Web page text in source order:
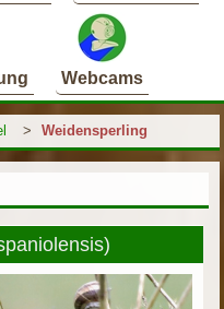
Webcams
> Weidensperling